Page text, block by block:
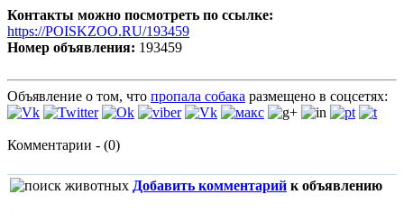
Контакты можно посмотреть по ссылке:
https://POISKZOO.RU/193459
Номер объявления: 193459
Объявление о том, что пропала собака размещено в соцсетях:
Комментарии - (0)
Добавить комментарий к объявлению